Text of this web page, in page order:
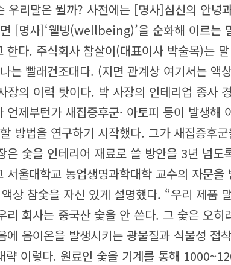
리말은 뭘까? 사전에는 [명사]심신의 안녕
[명사]‘웰빙(well­being)’을 순화해 이르는
한다. 주식회사 참살이(대표이사 박술목)는
빨래건조대다. (지면 관계상 여기서는 액
장의 이력 탓이다. 박 사장의 인테리업 종사
제부턴가 새집증후군· 아토피 등이 발생해
방법을 연구하기 시작했다. 그가 새집증후
숯을 인테리어 재료로 쓸 방안을 3년 넘도
울대학교 농업생명과학대학 교수의 자문을
상 참숯을 자신 있게 설명했다. “우리 제품
회사는 중국산 숯을 안 쓴다. 그 숯은 오
음이온을 발생시키는 광물질과 식물성 접
략 이렇다. 원료인 숯을 기계를 통해